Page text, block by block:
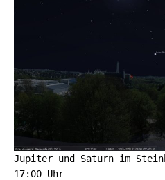
Jupiter und Saturn im
17:00 Uhr